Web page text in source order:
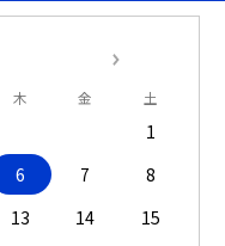
木 金 土
1
6 7
8
13 14
15